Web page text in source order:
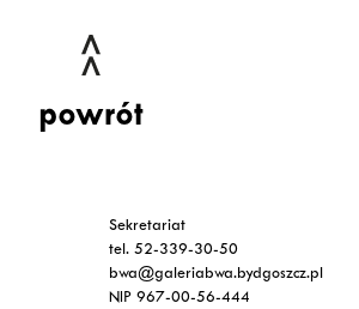
powrót
Sekretariat
tel. 52-339-30-50
bwa@galeriabwa.bydgoszcz.pl
NIP 967-00-56-444